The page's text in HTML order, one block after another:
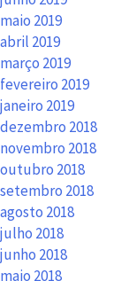
maio 2019
abril 2019
março 2019
fevereiro 2019
janeiro 2019
dezembro 2018
novembro 2018
outubro 2018
setembro 2018
agosto 2018
julho 2018
junho 2018
maio 2018